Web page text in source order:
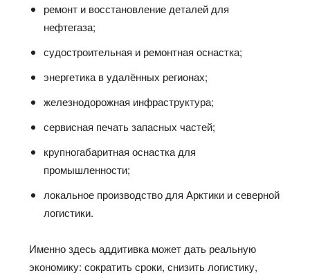
ремонт и восстановление деталей для
нефтегаза;
судостроительная и ремонтная оснастка;
энергетика в удалённых регионах;
железнодорожная инфраструктура;
сервисная печать запасных частей;
крупногабаритная оснастка для
промышленности;
локальное производство для Арктики и северной
логистики.
Именно здесь аддитивка может дать реальную
экономику: сократить сроки, снизить логистику,